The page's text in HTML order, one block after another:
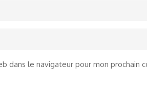
dans le navigateur pour mon prochain